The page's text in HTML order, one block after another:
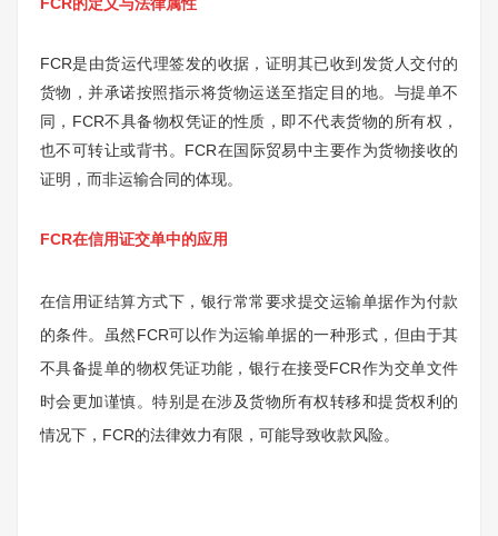
FCR是由货运代理签发的收据，证明其已收到发货人交付的
货物，并承诺按照指示将货物运送至指定目的地。与提单不
同，FCR不具备物权凭证的性质，即不代表货物的所有权，
也不可转让或背书。FCR在国际贸易中主要作为货物接收的
证明，而非运输合同的体现。
FCR在信用证交单中的应用
在信用证结算方式下，银行常常要求提交运输单据作为付款
的条件。虽然FCR可以作为运输单据的一种形式，但由于其
不具备提单的物权凭证功能，银行在接受FCR作为交单文件
时会更加谨慎。特别是在涉及货物所有权转移和提货权利的
情况下，FCR的法律效力有限，可能导致收款风险。